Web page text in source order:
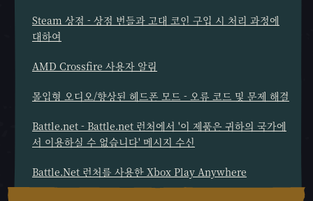
Steam 상점 - 상점 번들과 고대 코인 구입 시 처리 과정에
대하여
AMD Crossfire 사용자 알림
몰입형 오디오/향상된 헤드폰 모드 - 오류 코드 및 문제 해결
Battle.net - Battle.net 런처에서 '이 제품은 귀하의 국가에
서 이용하실 수 없습니다' 메시지 수신
Battle.Net 런처를 사용한 Xbox Play Anywhere